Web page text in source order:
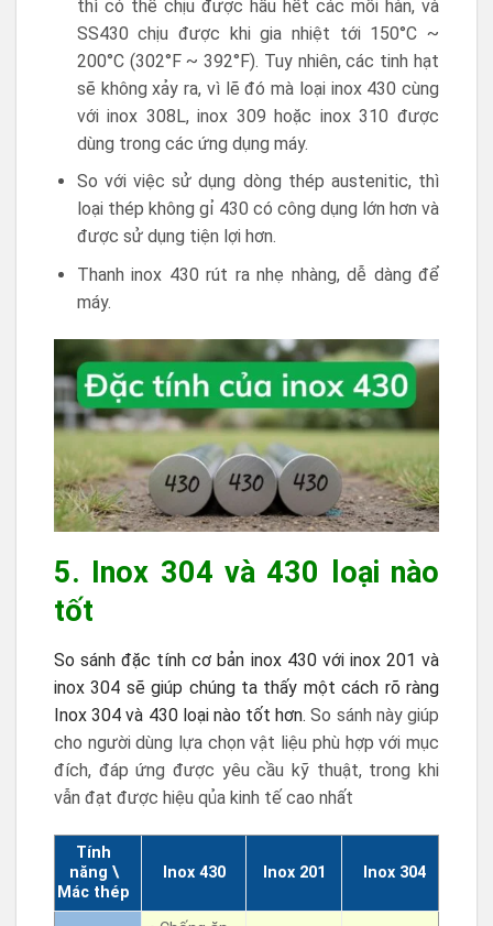
thì có thể chịu được hầu hết các mối hàn, và
SS430 chịu được khi gia nhiệt tới 150°C ~
200°C (302°F ~ 392°F). Tuy nhiên, các tinh hạt
sẽ không xảy ra, vì lẽ đó mà loại inox 430 cùng
với inox 308L, inox 309 hoặc inox 310 được
dùng trong các ứng dụng máy.
So với việc sử dụng dòng thép austenitic, thì
loại thép không gỉ 430 có công dụng lớn hơn và
được sử dụng tiện lợi hơn.
Thanh inox 430 rút ra nhẹ nhàng, dễ dàng để
máy.
5. Inox 304 và 430 loại nào
tốt
So sánh đặc tính cơ bản inox 430 với inox 201 và
inox 304 sẽ giúp chúng ta thấy một cách rõ ràng
Inox 304 và 430 loại nào tốt hơn.So sánh này giúp
cho người dùng lựa chọn vật liệu phù hợp với mục
đích, đáp ứng được yêu cầu kỹ thuật, trong khi
vẫn đạt được hiệu qủa kinh tế cao nhất
Tính
năng \
Mác thép
Inox 430 Inox 201 Inox 304